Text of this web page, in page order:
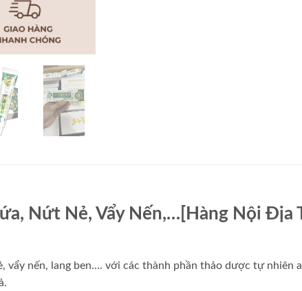
Nứt Nẻ, Vẩy Nến,…[Hàng Nội Địa
vẩy nến, lang ben…. với các thành phần thảo dược tự nhiên